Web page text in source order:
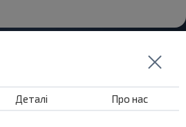
Деталі Про нас